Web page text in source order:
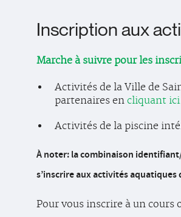
Inscription aux
Marche à suivre pour les
Activités de la Ville de
partenaires en cliquant
Activités de la piscine
À noter: la combinaison
s’inscrire aux activités
Pour vous inscrire à un cours